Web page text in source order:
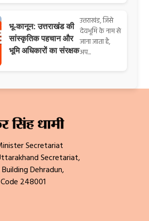
भू-कानून: उत्तराखंड की
सांस्कृतिक पहचान और
भूमि अधिकारों का संरक्षक
उत्तराखंड, जिसे
देवभूमि के नाम से
जाना जाता है,
अप...
Secretariat
Secretariat,
Dehradun,
248001